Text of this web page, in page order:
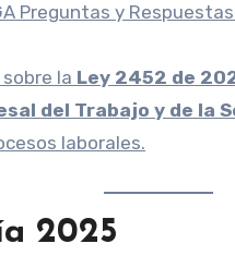
Preguntas y
la Ley 2452 de
del Trabajo y de la
laborales.
2025